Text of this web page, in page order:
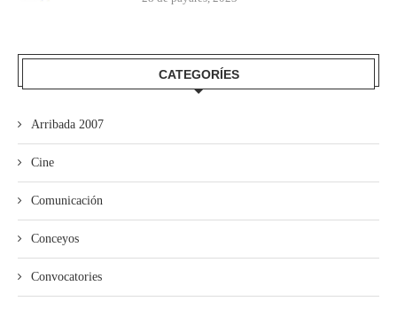
CATEGORÍES
Arribada 2007
Cine
Comunicación
Conceyos
Convocatories